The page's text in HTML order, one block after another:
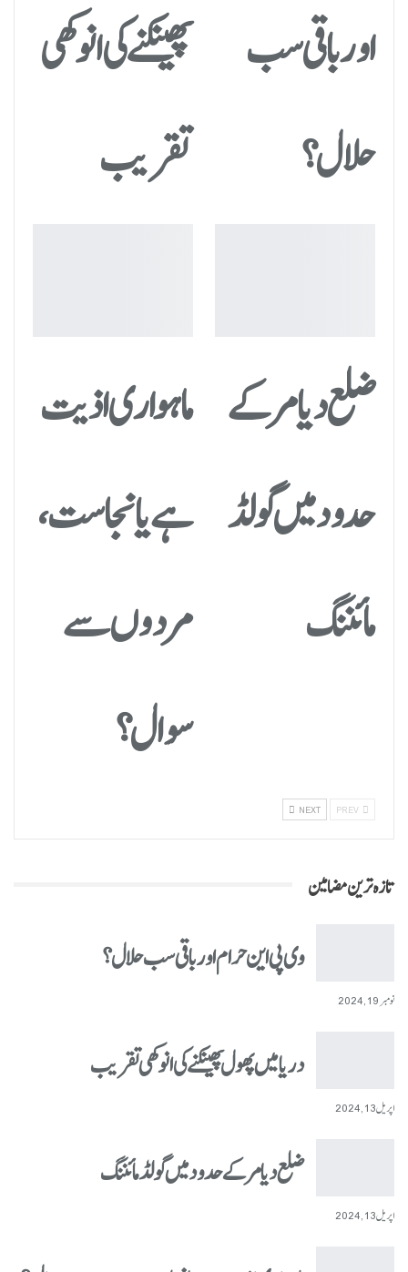
اور باقی سب
حلال؟
پھینکنے کی انوکھی
تقریب
ضلع دیامر کے
حدود میں گولڈ
مائننگ
ماہواری اذیت
ہے یا نجاست،
مردوں سے
سوال؟
NEXT
تازہ ترین مضامین
وی پی این حرام اور باقی سب حلال؟
نومبر 19, 2024
دریا میں پھول پھینکنے کی انوکھی تقریب
اپریل 13, 2024
ضلع دیامر کے حدود میں گولڈ مائننگ
اپریل 13, 2024